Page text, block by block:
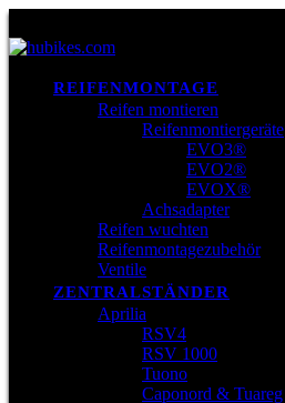
REIFENMONTAGE
Reifen montieren
Reifenmontiergeräte
EVO3®
EVO2®
EVOX®
Achsadapter
Reifen wuchten
Reifenmontagezubehör
Ventile
ZENTRALSTÄNDER
Aprilia
RSV4
RSV 1000
Tuono
Caponord & Tuareg